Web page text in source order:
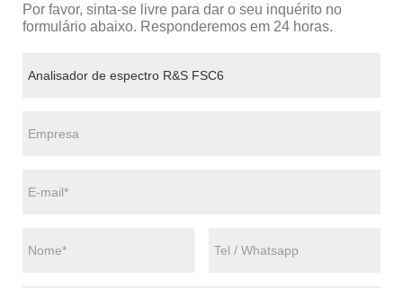
Por favor, sinta-se livre para dar o seu inquérito no
formulário abaixo. Responderemos em 24 horas.